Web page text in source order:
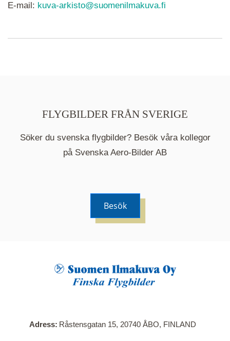
När du klickar på en serie så öppnas en ny flik.
Här visas en karta över bilder med kända
E-mail: kuva-arkisto@suomenilmakuva.fi
FLYGBILDER FRÅN SVERIGE
Söker du svenska flygbilder? Besök våra kollegor
på Svenska Aero-Bilder AB
Besök
Adress Råstensgatan 15, 20740 ÅBO, FINLAND